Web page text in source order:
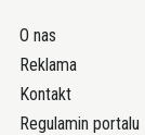
O nas
Reklama
Kontakt
Regulamin portalu